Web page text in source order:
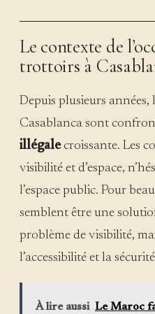
Le contexte de
trottoirs à
Depuis plusieurs
Casablanca sont
illégalecroissante. Les
visibilité et d’espace,
l’espace public. Pour
semblent être une
problème de visibilité,
l’accessibilité et la
À lire aussi Le Maroc